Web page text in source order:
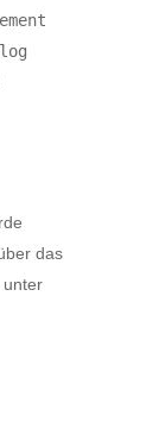
das